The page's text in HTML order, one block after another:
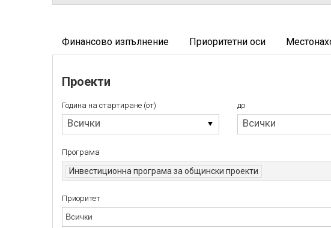
Финансово изпълнение Приоритетни оси
Проекти
Година на стартиране (от)
Всички
Година
(от)
до
Всички
до
Програма
Инвестиционна програма за общински проекти
Приоритет
Приоритет